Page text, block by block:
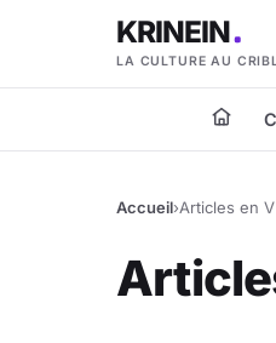
KRINEIN
LA CULTURE AU
Accueil›Articles en